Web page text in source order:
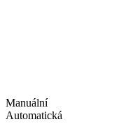
Manuální
Automatická